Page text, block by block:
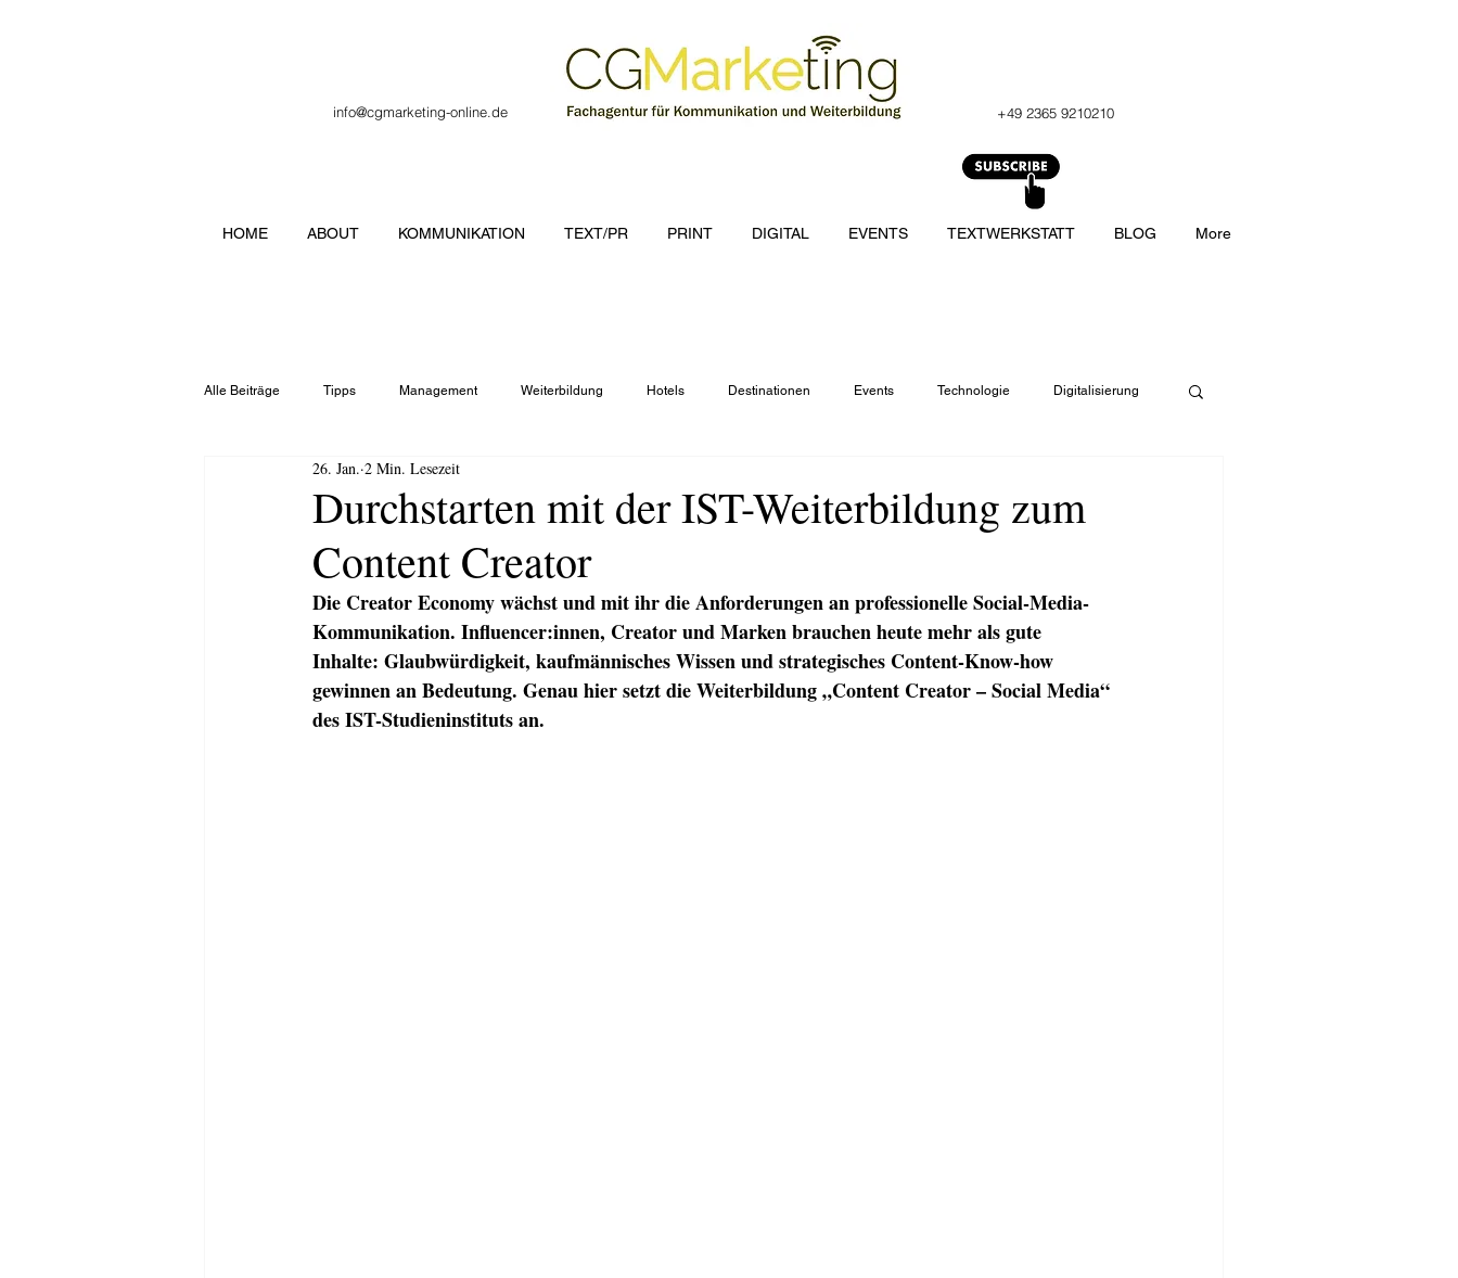
info@cgmarketing-online.de +49 2365 9210210
Alle Beiträge Tipps Management Weiterbildung Hotels Destinationen Events Technologie Digitalisierung
Veranstaltung Verbände
Durchstarten mit der IST-Weiterbildung zum
Content Creator
26. Jan. 2 Min. Lesezeit
Die Creator Economy wächst und mit ihr die Anforderungen an professionelle Social-Media-
Kommunikation. Influencer:innen, Creator und Marken brauchen heute mehr als gute
Inhalte: Glaubwürdigkeit, kaufmännisches Wissen und strategisches Content-Know-how
gewinnen an Bedeutung. Genau hier setzt die Weiterbildung „Content Creator – Social Media“
des IST-Studieninstituts an.
HOME ABOUT KOMMUNIKATION TEXT/PR PRINT DIGITAL EVENTS TEXTWERKSTATT BLOG More